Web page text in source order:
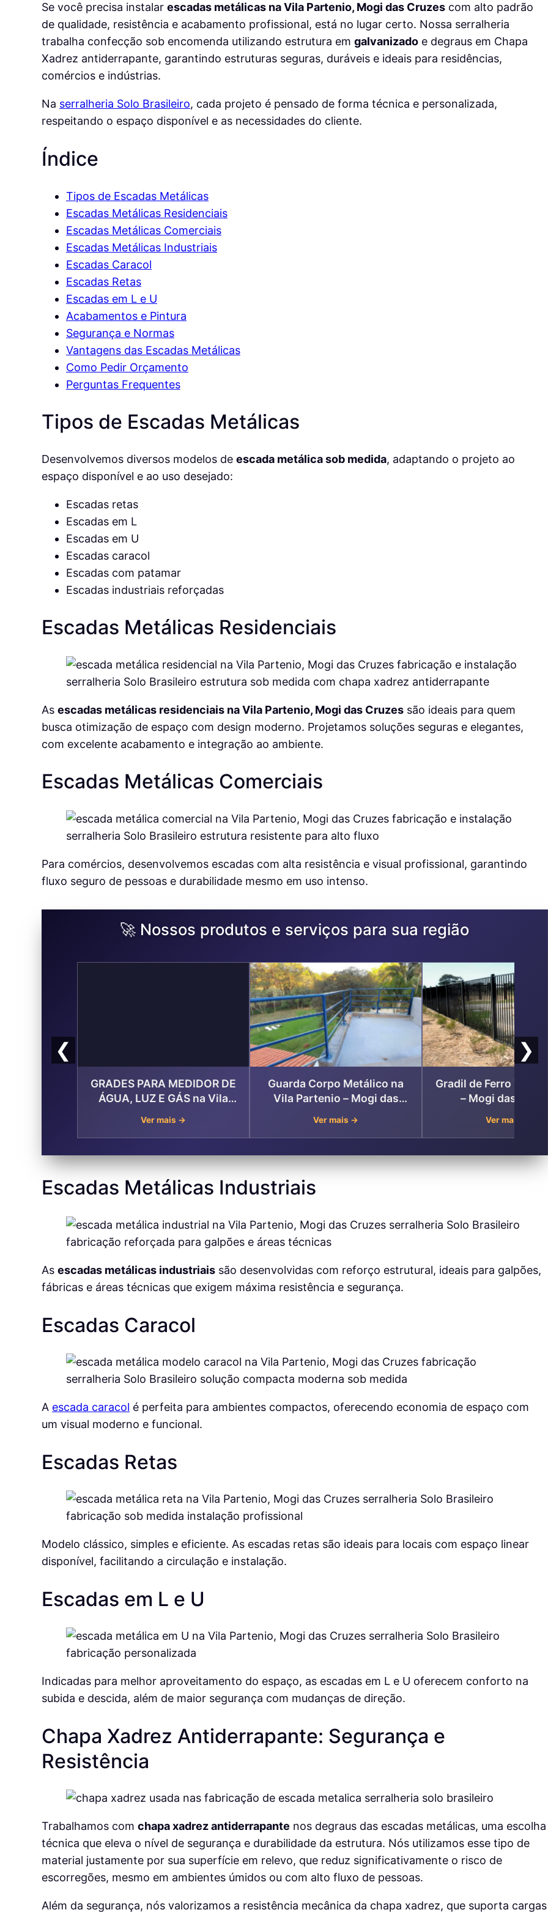
Se você precisa instalar escadas metálicas na Vila Partenio, Mogi das Cruzescom alto padrão
de qualidade, resistência e acabamento profissional, está no lugar certo. Nossa serralheria
trabalha confecção sob encomenda utilizando estrutura em galvanizadoe degraus em Chapa
Xadrez antiderrapante, garantindo estruturas seguras, duráveis e ideais para residências,
comércios e indústrias.
Na serralheria Solo Brasileiro, cada projeto é pensado de forma técnica e personalizada,
respeitando o espaço disponível e as necessidades do cliente.
Índice
Tipos de Escadas Metálicas
Escadas Metálicas Residenciais
Escadas Metálicas Comerciais
Escadas Metálicas Industriais
Escadas Caracol
Escadas Retas
Escadas em L e U
Acabamentos e Pintura
Segurança e Normas
Vantagens das Escadas Metálicas
Como Pedir Orçamento
Perguntas Frequentes
Tipos de Escadas Metálicas
Desenvolvemos diversos modelos de escada metálica sob medida, adaptando o projeto ao
espaço disponível e ao uso desejado:
Escadas retas
Escadas em L
Escadas em U
Escadas caracol
Escadas com patamar
Escadas industriais reforçadas
Escadas Metálicas Residenciais
As escadas metálicas residenciais na Vila Partenio, Mogi das Cruzessão ideais para quem
busca otimização de espaço com design moderno. Projetamos soluções seguras e elegantes,
com excelente acabamento e integração ao ambiente.
Escadas Metálicas Comerciais
Para comércios, desenvolvemos escadas com alta resistência e visual profissional, garantindo
fluxo seguro de pessoas e durabilidade mesmo em uso intenso.
🚀 Nossos produtos e serviços para sua região
❮
GRADES PARA MEDIDOR DE
ÁGUA, LUZ E GÁS na Vila
Ver mais →
Guarda Corpo Metálico na
Vila Partenio – Mogi das
Ver mais →
Gradil de Ferro Vila
– Mogi das
Ver mais →
❯
Escadas Metálicas Industriais
As escadas metálicas industriaissão desenvolvidas com reforço estrutural, ideais para galpões,
fábricas e áreas técnicas que exigem máxima resistência e segurança.
Escadas Caracol
A escada caracol é perfeita para ambientes compactos, oferecendo economia de espaço com
um visual moderno e funcional.
Escadas Retas
Modelo clássico, simples e eficiente. As escadas retas são ideais para locais com espaço linear
disponível, facilitando a circulação e instalação.
Escadas em L e U
Indicadas para melhor aproveitamento do espaço, as escadas em L e U oferecem conforto na
subida e descida, além de maior segurança com mudanças de direção.
Chapa Xadrez Antiderrapante: Segurança e
Resistência
Trabalhamos com chapa xadrez antiderrapante nos degraus das escadas metálicas, uma escolha
técnica que eleva o nível de segurança e durabilidade da estrutura. Nós utilizamos esse tipo de
material justamente por sua superfície em relevo, que reduz significativamente o risco de
escorregões, mesmo em ambientes úmidos ou com alto fluxo de pessoas.
Além da segurança, nós valorizamos a resistência mecânica da chapa xadrez, que suporta cargas